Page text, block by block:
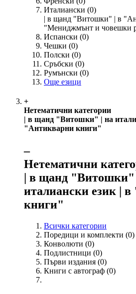
Италиански (0)
| в щанд "Витошки" | в
"Мениджмънт и човешки
Испански (0)
Чешки (0)
Полски (0)
Сръбски (0)
Румънски (0)
Още езици
+
Нетематични категории
| в щанд "Витошки" | на
"Антикварни книги"
‒
Нетематични
| в щанд "Витошки"
италиански език |
книги"
Всички категории
Поредици и комплекти (0)
Конволюти (0)
Подлистници (0)
Първи издания (0)
Книги с автограф (0)